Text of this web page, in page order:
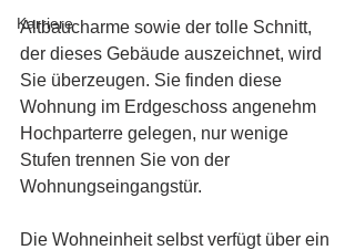
Karriere
Altbaucharme sowie der tolle Schnitt,
der dieses Gebäude auszeichnet, wird
Sie überzeugen. Sie finden diese
Wohnung im Erdgeschoss angenehm
Hochparterre gelegen, nur wenige
Stufen trennen Sie von der
Wohnungseingangstür.
Die Wohneinheit selbst verfügt über ein